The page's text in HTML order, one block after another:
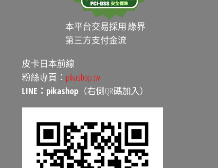
本平台交易採用 綠界
第三方支付金流
皮卡日本前線
粉絲專頁： pikashop.tw
LINE：pikashop （右側QR碼加入）